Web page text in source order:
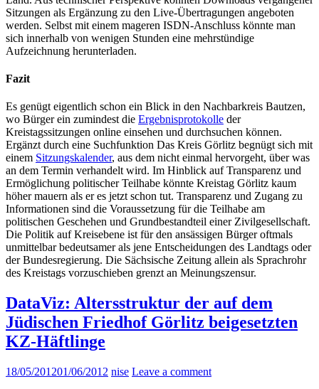
Sitzungen als Ergänzung zu den Live-Übertragungen angeboten
werden. Selbst mit einem mageren ISDN-Anschluss könnte man
sich innerhalb von wenigen Stunden eine mehrstündige
Aufzeichnung herunterladen.
Fazit
Es genügt eigentlich schon ein Blick in den Nachbarkreis Bautzen,
wo Bürger ein zumindest die Ergebnisprotokolle der
Kreistagssitzungen online einsehen und durchsuchen können.
Ergänzt durch eine Suchfunktion Das Kreis Görlitz begnügt sich mit
einem Sitzungskalender, aus dem nicht einmal hervorgeht, über was
an dem Termin verhandelt wird. Im Hinblick auf Transparenz und
Ermöglichung politischer Teilhabe könnte Kreistag Görlitz kaum
höher mauern als er es jetzt schon tut. Transparenz und Zugang zu
Informationen sind die Voraussetzung für die Teilhabe am
politischen Geschehen und Grundbestandteil einer Zivilgesellschaft.
Die Politik auf Kreisebene ist für den ansässigen Bürger oftmals
unmittelbar bedeutsamer als jene Entscheidungen des Landtags oder
der Bundesregierung. Die Sächsische Zeitung allein als Sprachrohr
des Kreistags vorzuschieben grenzt an Meinungszensur.
DataViz: Altersstruktur der auf dem
Jüdischen Friedhof Görlitz beigesetzten
KZ-Häftlinge
18/05/201201/06/2012 nise Leave a comment